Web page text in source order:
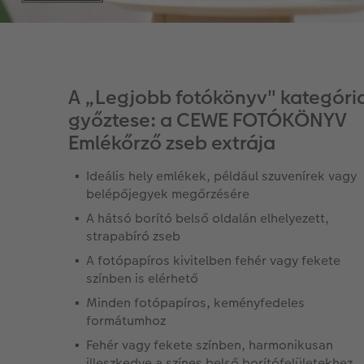
A „Legjobb fotókönyv"
győztese: a CEWE FOTÓKÖNYV
Emlékőrző zseb extrája
Ideális hely emlékek, például szuvenírek vagy
belépőjegyek megőrzésére
A hátsó borító belső oldalán elhelyezett,
strapabíró zseb
A fotópapíros kivitelben fehér vagy fekete
színben is elérhető
Minden fotópapíros, keményfedeles
formátumhoz
Fehér vagy fekete színben, harmonikusan